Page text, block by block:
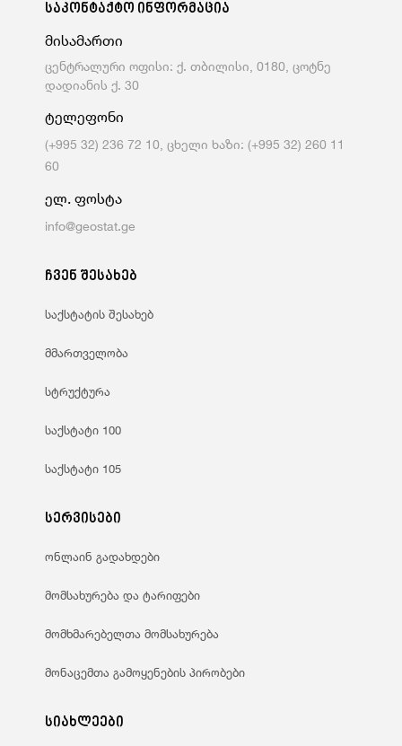
საკონტაქტო ინფორმაცია
მისამართი
ცენტრალური ოფისი: ქ. თბილისი, 0180, ცოტნე
დადიანის ქ. 30
ტელეფონი
(+995 32) 236 72 10, ცხელი ხაზი: (+995 32) 260 11
60
ელ. ფოსტა
info@geostat.ge
ჩვენ შესახებ
საქსტატის შესახებ
მმართველობა
სტრუქტურა
საქსტატი 100
საქსტატი 105
სერვისები
ონლაინ გადახდები
მომსახურება და ტარიფები
მომხმარებელთა მომსახურება
მონაცემთა გამოყენების პირობები
სიახლეები